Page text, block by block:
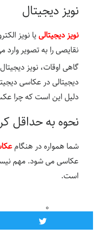
نویز دیجیتال
نویز دیجیتالییا نویز
نقایصی را به تصویر وارد
گاهی اوقات، نویز
دیجیتالی در عکاسی
دلیل این است که چرا
نحوه به حداقل
شما همواره در هنگام
عکاسی می شود. مهم
است.